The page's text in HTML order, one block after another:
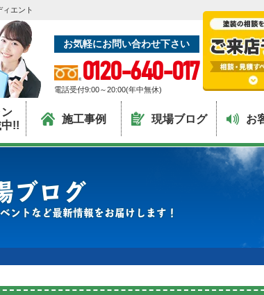
エント
お気軽にお問い合わせ下さい
0120-640-017
電話受付9:00～20:00(年中無休)
!!
施工事例 現場ブログ お
ブログ
ントなど最新情報をお届けします！